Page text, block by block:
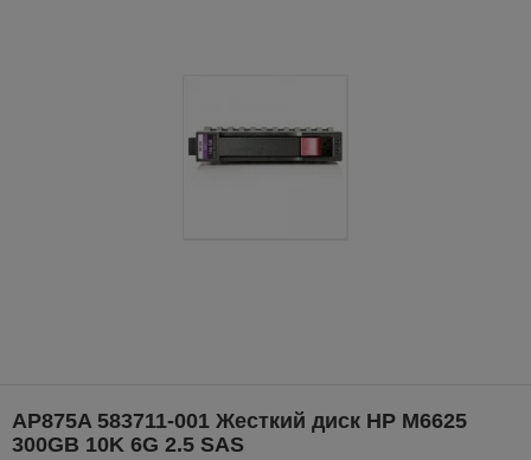
AP875A 583711-001 Жесткий диск HP M6625
300GB 10K 6G 2.5 SAS